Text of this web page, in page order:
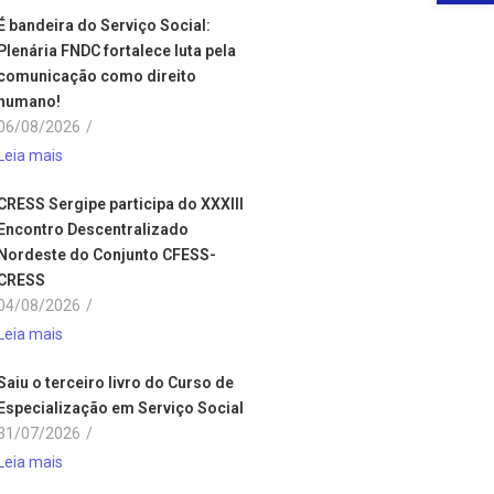
bandeira do Serviço Social:
FNDC fortalece luta pela
como direito
08/2026 /
mais
Sergipe participa do XXXIII
Descentralizado
do Conjunto CFESS-
08/2026 /
mais
o terceiro livro do Curso de
em Serviço Social
07/2026 /
mais